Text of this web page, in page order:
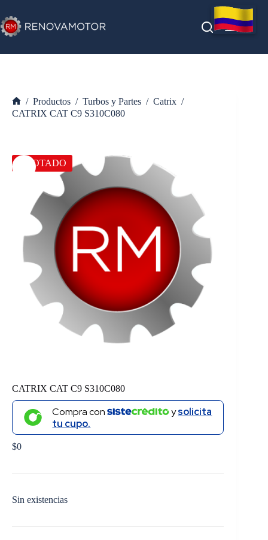
al
contenido
Inicio
/ Productos / Turbos y Partes / Catrix /
CATRIX CAT C9 S310C080
AGOTADO
CATRIX CAT C9 S310C080
Compra con ysolicita
tu cupo.
$0
Sin existencias